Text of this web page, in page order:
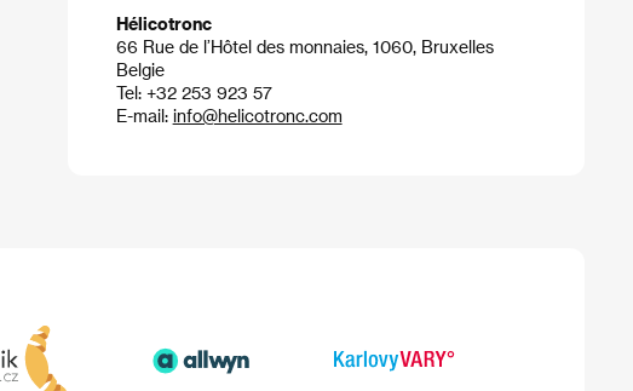
Hélicotronc
66 Rue de l’Hôtel des monnaies, 1060, Bruxelles
Belgie
Tel: +32 253 923 57
E-mail: info@helicotronc.com